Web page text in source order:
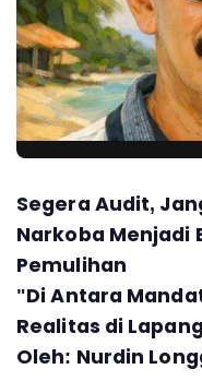
Segera Audit,
Narkoba Menjadi
Pemulihan
"Di Antara
Realitas di
Oleh: Nurdin